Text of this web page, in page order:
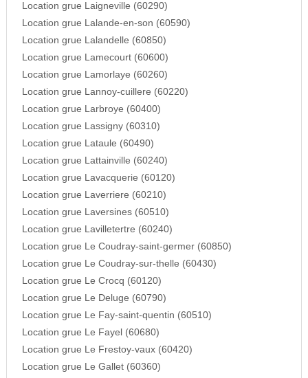
Location grue Laigneville (60290)
Location grue Lalande-en-son (60590)
Location grue Lalandelle (60850)
Location grue Lamecourt (60600)
Location grue Lamorlaye (60260)
Location grue Lannoy-cuillere (60220)
Location grue Larbroye (60400)
Location grue Lassigny (60310)
Location grue Lataule (60490)
Location grue Lattainville (60240)
Location grue Lavacquerie (60120)
Location grue Laverriere (60210)
Location grue Laversines (60510)
Location grue Lavilletertre (60240)
Location grue Le Coudray-saint-germer (60850)
Location grue Le Coudray-sur-thelle (60430)
Location grue Le Crocq (60120)
Location grue Le Deluge (60790)
Location grue Le Fay-saint-quentin (60510)
Location grue Le Fayel (60680)
Location grue Le Frestoy-vaux (60420)
Location grue Le Gallet (60360)